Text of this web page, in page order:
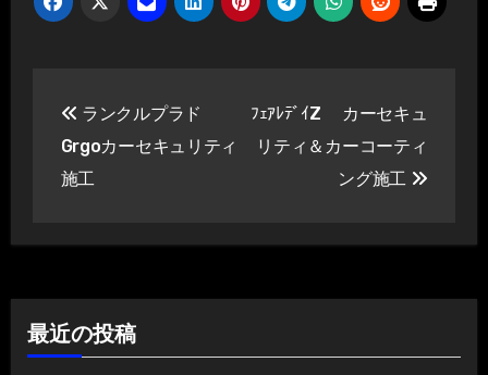
稿
ナ
シ
ランクルプラド
Grgoカーセキュリティ
施工
ﾌｪｱﾚﾃﾞｲZ カーセキュ
リティ＆カーコーティ
ング施工
最近の投稿